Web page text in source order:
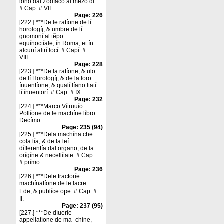
ſono dal Zodíaco al mezo dí.
# Cap. # VII.
Page: 226
[222.] ***De le ratíone de lí
horologíj, & umbre de lí
gnomoní al tẽpo
equínoctíale, ín Roma, et ín
alcuní altrí locí. # Capí. #
VIII.
Page: 228
[223.] ***De la ratíone, & uſo
de lí Horologíj, & de la loro
ínuentíone, & qualí ſíano ſtatí
lí ínuentorí. # Cap. # IX.
Page: 232
[224.] ***Marco Vítruuío
Pollíone de le machíne líbro
Decímo.
Page: 235 (94)
[225.] ***Dela machína che
coſa ſía, & de la leí
dífferentía dal organo, de la
orígíne & neceſſítate. # Cap.
# prímo.
Page: 236
[226.] ***Dele tractoríe
machínatíone de le ſacre
Ede, & publíce oꝑe. # Cap. #
II.
Page: 237 (95)
[227.] ***De díuerſe
appellatíone de ma- chíne,